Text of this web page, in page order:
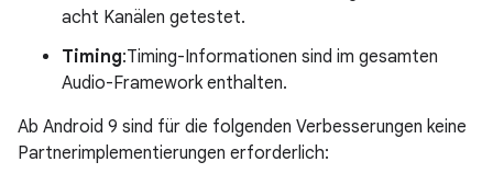
acht Kanälen getestet.
Timing:Timing-Informationen sind im gesamten
Audio-Framework enthalten.
Ab Android 9 sind für die folgenden Verbesserungen keine
Partnerimplementierungen erforderlich: